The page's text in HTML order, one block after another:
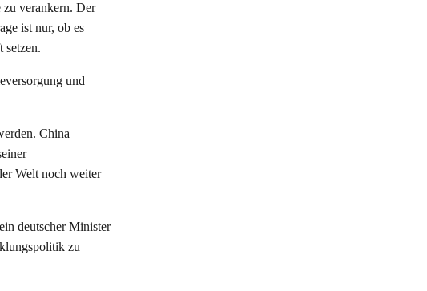
zu verankern. Der
ist nur, ob es
setzen.
und
China
Welt noch weiter
deutscher Minister
zu